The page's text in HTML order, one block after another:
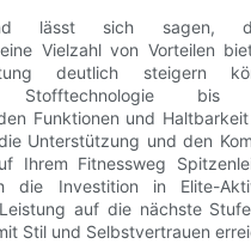
lässt sich sagen,
Vielzahl von Vorteilen
deutlich steigern
Stofftechnologie
Funktionen und
Unterstützung und den
Ihrem Fitnessweg
die Investition in Elite-
auf die nächste
Stil und Selbstvertrauen